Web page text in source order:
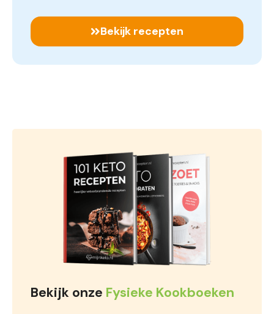
Bekijk recepten
Bekijk onze Fysieke Kookboeken